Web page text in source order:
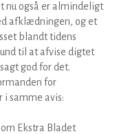
nu også er almindeligt
afklædningen, og et
blandt tidens
til at afvise digtet
god for det.
for
i samme avis:
Ekstra Bladet